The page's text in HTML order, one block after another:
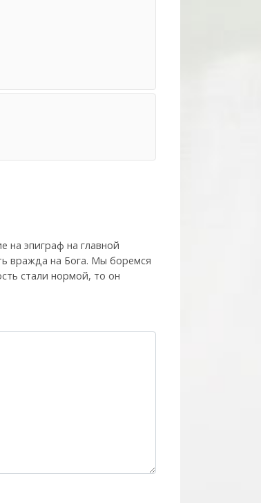
на эпиграф на главной
вражда на Бога. Мы боремся
стали нормой, то он